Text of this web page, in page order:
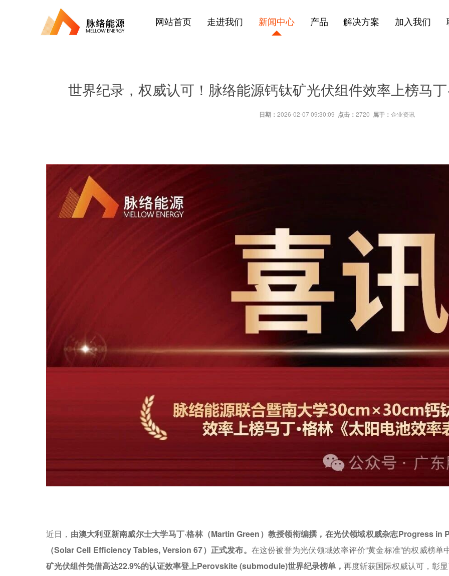
网站首页 走进我们 新闻中心 产品 解决方案 加入我们
世界纪录，权威认可！脉络能源钙钛矿光伏组件效率上榜马
日期： 2026-02-07 09:30:09 点击： 2720 属于： 企业资讯
近日， 由澳大利亚新南威尔士大学马丁·格林（Martin Green）教授领衔编撰，在光伏领域权威杂志Progress
（Solar Cell Efficiency Tables, Version 67）正式发布。 在这份被誉为光伏领域效率评价“黄金标准”的权威榜单
矿光伏组件凭借高达22.9%的认证效率登上Perovskite (submodule)世界纪录榜单， 再度斩获国际权威认可，彰